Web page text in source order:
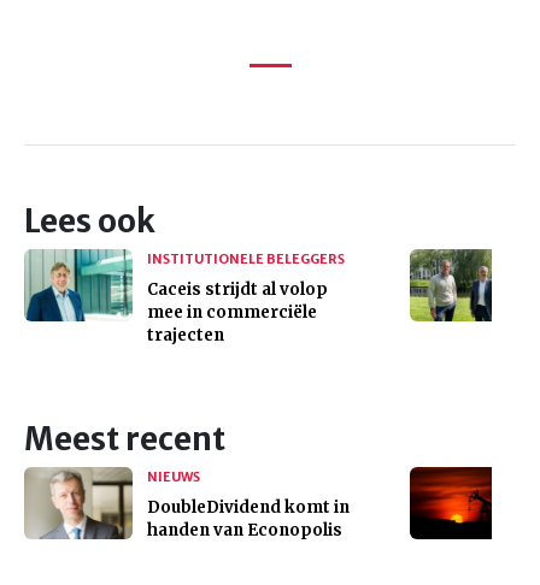
Lees ook
INSTITUTIONELE BELEGGERS
Caceis strijdt al volop
mee in commerciële
trajecten
Meest recent
NIEUWS
DoubleDividend komt in
handen van Econopolis